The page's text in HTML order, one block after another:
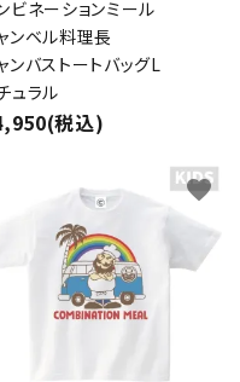
ビネーションミール
ンベル料理長
ンバストートバッグL
ュラル
税込)
favorite